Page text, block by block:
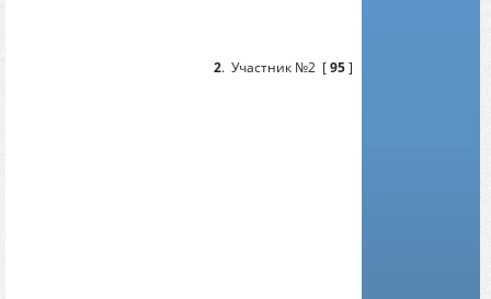
2. Участник №2 [95]